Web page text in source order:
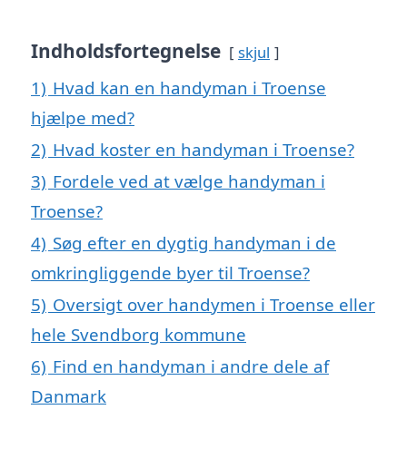
Indholdsfortegnelse skjul
1) Hvad kan en handyman i Troense
hjælpe med?
2) Hvad koster en handyman i Troense?
3) Fordele ved at vælge handyman i
Troense?
4) Søg efter en dygtig handyman i de
omkringliggende byer til Troense?
5) Oversigt over handymen i Troense eller
hele Svendborg kommune
6) Find en handyman i andre dele af
Danmark